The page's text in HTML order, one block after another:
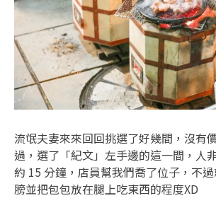
流氓夫妻來來回回挑選了好幾間，沒有
過，選了「紀文」左手邊的這一間，人
約 15 分鐘，店員幫我們喬了位子，不
膀並把包包放在腿上吃東西的程度XD